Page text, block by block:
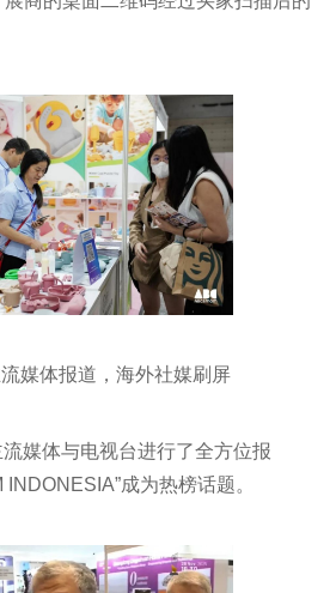
媒体报道，海外社媒刷屏
媒体与电视台进行了全方位报
成为热榜话题。